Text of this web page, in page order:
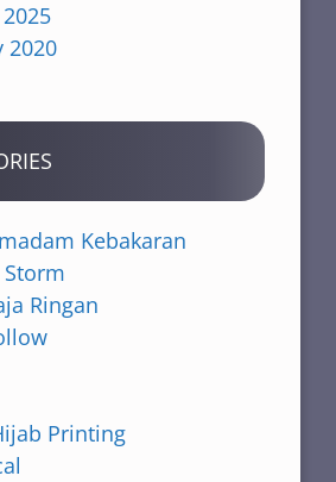
2020
Kebakaran
Ringan
Printing